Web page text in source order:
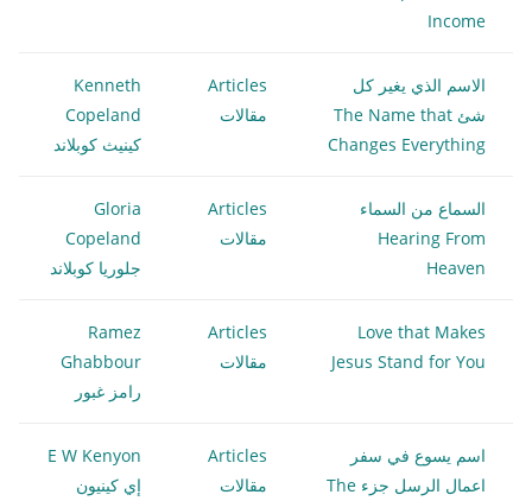
Income
الاسم الذي يغير كل
شئ The Name that
Changes Everything
Articles
مقالات
Kenneth
Copeland
كينيث كوبلاند
السماع من السماء
Hearing From
Heaven
Articles
مقالات
Gloria
Copeland
جلوريا كوبلاند
Love that Makes
Jesus Stand for You
Articles
مقالات
Ramez
Ghabbour
رامز غبور
اسم يسوع في سفر
اعمال الرسل جزء The
Articles
مقالات
E W Kenyon
إي كينيون